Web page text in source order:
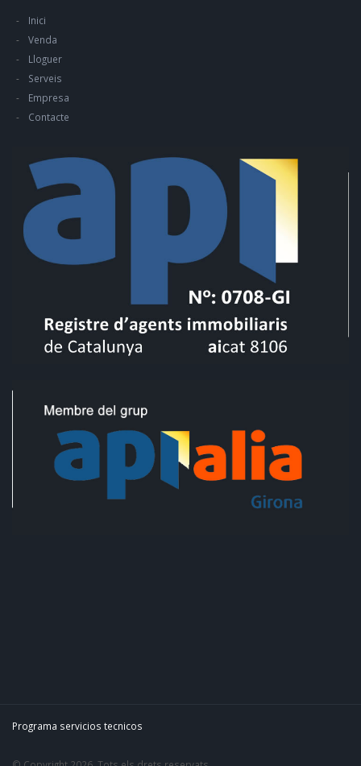
Inici
Venda
Lloguer
Serveis
Empresa
Contacte
Programa servicios tecnicos